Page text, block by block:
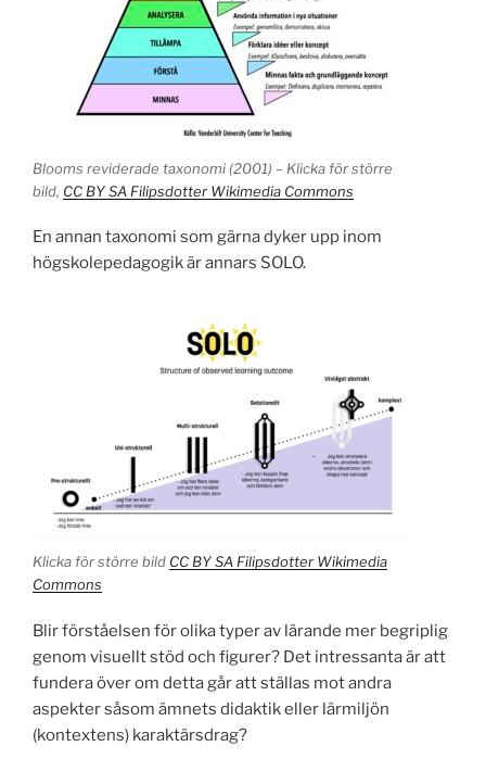
Blooms reviderade taxonomi (2001) – Klicka för större
bild, CC BY SA Filipsdotter Wikimedia Commons
En annan taxonomi som gärna dyker upp inom
högskolepedagogik är annars SOLO.
Klicka för större bild CC BY SA Filipsdotter Wikimedia
Commons
Blir förståelsen för olika typer av lärande mer begriplig
genom visuellt stöd och figurer? Det intressanta är att
fundera över om detta går att ställas mot andra
aspekter såsom ämnets didaktik eller lärmiljön
(kontextens) karaktärsdrag?